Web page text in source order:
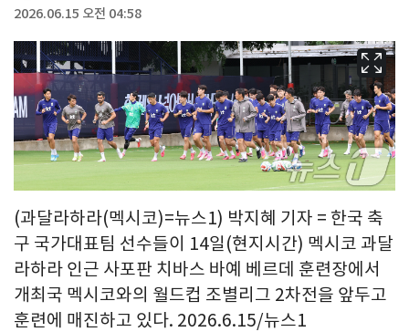
2026.06.15 오전 04:58
(과달라하라(멕시코)=뉴스1) 박지혜 기자 = 한국 축
구 국가대표팀 선수들이 14일(현지시간) 멕시코 과달
라하라 인근 사포판 치바스 바예 베르데 훈련장에서
개최국 멕시코와의 월드컵 조별리그 2차전을 앞두고
훈련에 매진하고 있다. 2026.6.15/뉴스1